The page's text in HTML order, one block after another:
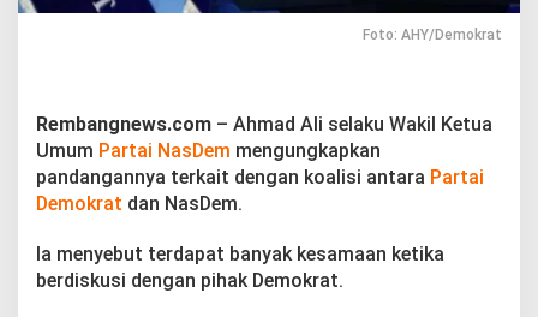
r
a
a
J
a
S
y
Foto: AHY/Demokrat
Rembangnews.com – Ahmad Ali selaku Wakil Ketua
Umum Partai NasDem mengungkapkan
pandangannya terkait dengan koalisi antara Partai
Demokrat dan NasDem.
Ia menyebut terdapat banyak kesamaan ketika
berdiskusi dengan pihak Demokrat.